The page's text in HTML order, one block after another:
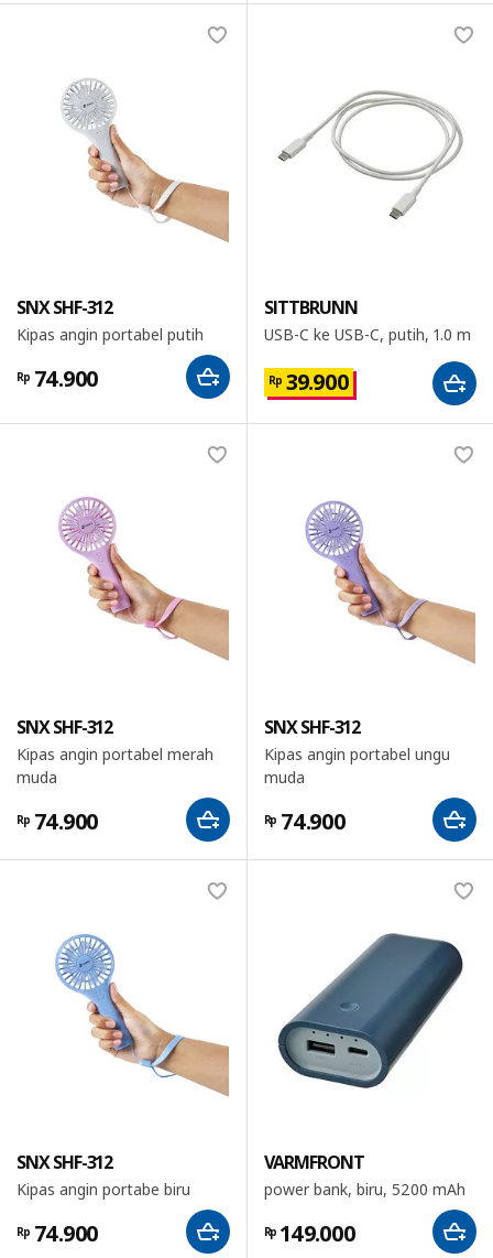
SNX SHF-312
Kipas angin portabel putih
Rp 74.900
SITTBRUNN
USB-C ke USB-C, putih, 1.0 m
Rp 39.900
SNX SHF-312
Kipas angin portabel merah
muda
Rp 74.900
SNX SHF-312
Kipas angin portabel ungu
muda
Rp 74.900
SNX SHF-312
Kipas angin portabe biru
Rp 74.900
VARMFRONT
power bank, biru, 5200 mAh
Rp 149.000